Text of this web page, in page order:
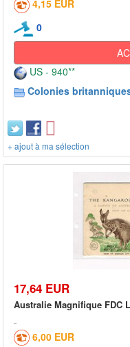
4,15 EUR
0
US - 940**
Colonies
+ ajout à ma sélection
17,64 EUR
Australie Magnifique FDC
6,00 EUR